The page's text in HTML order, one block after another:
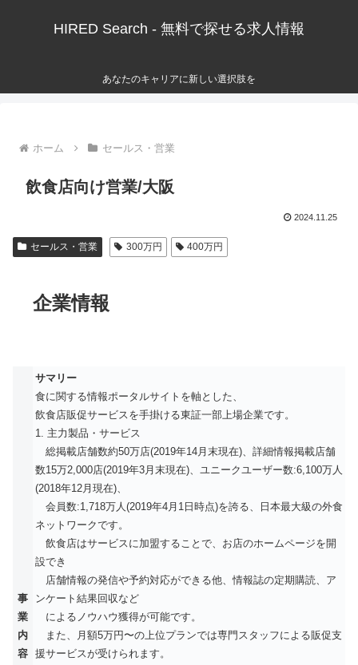
HIRED Search - 無料で探せる求人情報
あなたのキャリアに新しい選択肢を
ホーム セールス・営業
飲食店向け営業/大阪
2024.11.25
セールス・営業 300万円 400万円
企業情報
事
業
内
容
サマリー
食に関する情報ポータルサイトを軸とした、
飲食店販促サービスを手掛ける東証一部上場企業です。
1. 主力製品・サービス
総掲載店舗数約50万店(2019年14月末現在)、詳細情報掲載店舗
数15万2,000店(2019年3月末現在)、ユニークユーザー数:6,100万人
(2018年12月現在)、
会員数:1,718万人(2019年4月1日時点)を誇る、日本最大級の外食
ネットワークです。
飲食店はサービスに加盟することで、お店のホームページを開
設でき
店舗情報の発信や予約対応ができる他、情報誌の定期購読、ア
ンケート結果回収など
によるノウハウ獲得が可能です。
また、月額5万円〜の上位プランでは専門スタッフによる販促支
援サービスが受けられます。